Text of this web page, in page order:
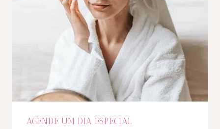
AGENDE UM DIA ESPECIAL